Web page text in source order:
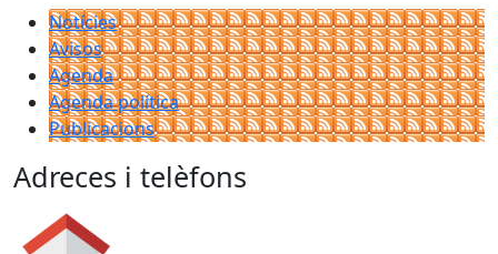
Notícies
Avisos
Agenda
Agenda política
Publicacions
Adreces i telèfons